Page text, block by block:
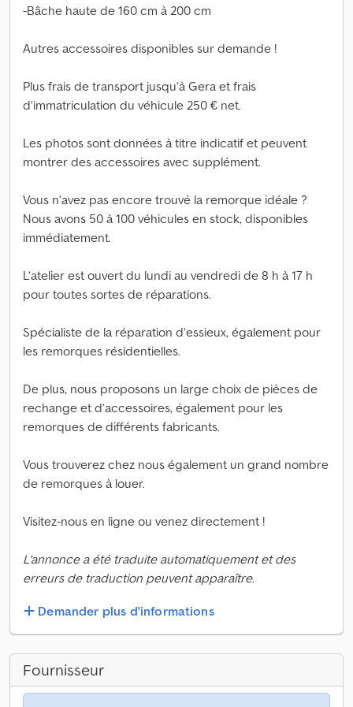
-Bâche haute de 160 cm à 200 cm
Autres accessoires disponibles sur demande !
Plus frais de transport jusqu’à Gera et frais
d’immatriculation du véhicule 250 € net.
Les photos sont données à titre indicatif et peuvent
montrer des accessoires avec supplément.
Vous n’avez pas encore trouvé la remorque idéale ?
Nous avons 50 à 100 véhicules en stock, disponibles
immédiatement.
L’atelier est ouvert du lundi au vendredi de 8 h à 17 h
pour toutes sortes de réparations.
Spécialiste de la réparation d’essieux, également pour
les remorques résidentielles.
De plus, nous proposons un large choix de pièces de
rechange et d’accessoires, également pour les
remorques de différents fabricants.
Vous trouverez chez nous également un grand nombre
de remorques à louer.
Visitez-nous en ligne ou venez directement !
L'annonce a été traduite automatiquement et des
erreurs de traduction peuvent apparaître.
Demander plus d'informations
Fournisseur